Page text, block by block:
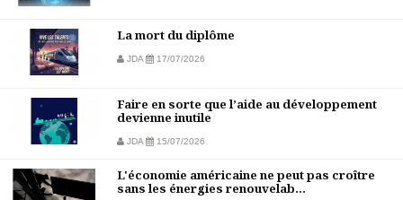
La mort du diplôme
JDA 17/07/2026
Faire en sorte que l’aide au développement
devienne inutile
JDA 15/07/2026
L'économie américaine ne peut pas croître
sans les énergies renouvelab...